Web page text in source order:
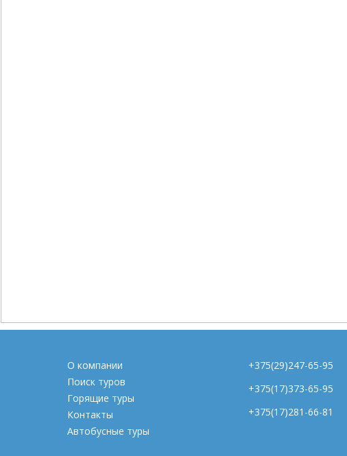
О компании
Поиск туров
Горящие туры
Контакты
Автобусные туры
+375(29)247-65-95
+375(17)373-65-95
+375(17)281-66-81